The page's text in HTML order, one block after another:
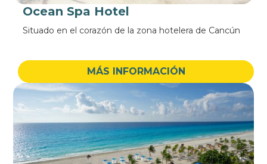
Ocean Spa Hotel
Situado en el corazón de la zona hotelera de Cancún
MÁS INFORMACIÓN